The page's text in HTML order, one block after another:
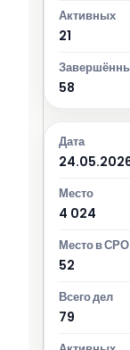
21
58
4 024
52
79